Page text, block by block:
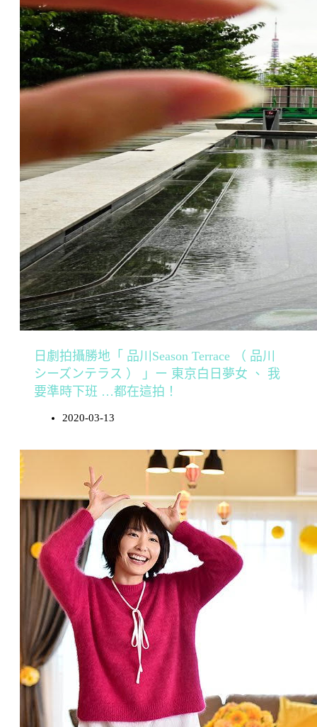
日劇拍攝勝地「 品川Season Terrace （ 品川
シーズンテラス ） 」ー 東京白日夢女 、 我
要準時下班 …都在這拍！
2020-03-13